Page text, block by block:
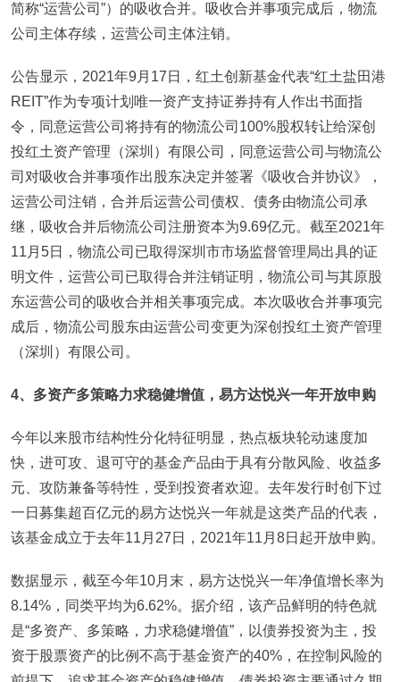
简称“运营公司”）的吸收合并。吸收合并事项完成后，物流
公司主体存续，运营公司主体注销。
公告显示，2021年9月17日，红土创新基金代表“红土盐田港
REIT”作为专项计划唯一资产支持证券持有人作出书面指
令，同意运营公司将持有的物流公司100%股权转让给深创
投红土资产管理（深圳）有限公司，同意运营公司与物流公
司对吸收合并事项作出股东决定并签署《吸收合并协议》，
运营公司注销，合并后运营公司债权、债务由物流公司承
继，吸收合并后物流公司注册资本为9.69亿元。截至2021年
11月5日，物流公司已取得深圳市市场监督管理局出具的证
明文件，运营公司已取得合并注销证明，物流公司与其原股
东运营公司的吸收合并相关事项完成。本次吸收合并事项完
成后，物流公司股东由运营公司变更为深创投红土资产管理
（深圳）有限公司。
4、多资产多策略力求稳健增值，易方达悦兴一年开放申购
今年以来股市结构性分化特征明显，热点板块轮动速度加
快，进可攻、退可守的基金产品由于具有分散风险、收益多
元、攻防兼备等特性，受到投资者欢迎。去年发行时创下过
一日募集超百亿元的易方达悦兴一年就是这类产品的代表，
该基金成立于去年11月27日，2021年11月8日起开放申购。
数据显示，截至今年10月末，易方达悦兴一年净值增长率为
8.14%，同类平均为6.62%。据介绍，该产品鲜明的特色就
是“多资产、多策略，力求稳健增值”，以债券投资为主，投
资于股票资产的比例不高于基金资产的40%，在控制风险的